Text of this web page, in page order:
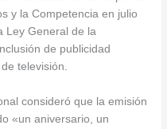
y la Competencia en julio
Ley General de la
de publicidad
televisión.
consideró que la emisión
«un aniversario, un